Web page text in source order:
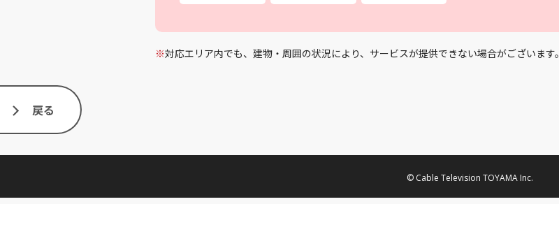
※対応エリア内でも、建物・周囲の状況により、サービスが提供できない場合がございます。
戻る
© Cable Television TOYAMA Inc.